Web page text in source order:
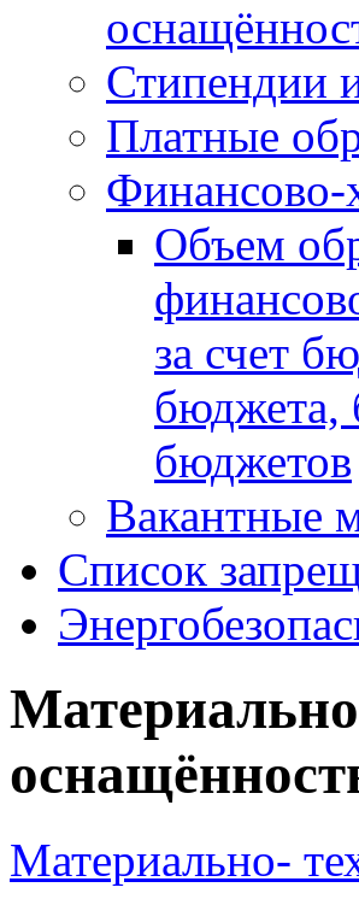
Стипендии
Платные
Финансово-
Объем
за счет
бюджета,
бюджетов
Вакантные
Список
Материально-